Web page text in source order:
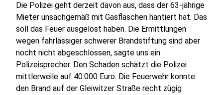
Die Polizei geht derzeit davon aus, dass der 63-jährige
Mieter unsachgemäß mit Gasflaschen hantiert hat. Das
soll das Feuer ausgelöst haben. Die Ermittlungen
wegen fahrlässiger schwerer Brandstiftung sind aber
nocht nicht abgeschlossen, sagte uns ein
Polizeisprecher. Den Schaden schätzt die Polizei
mittlerweile auf 40.000 Euro. Die Feuerwehr konnte
den Brand auf der Gleiwitzer Straße recht zügig